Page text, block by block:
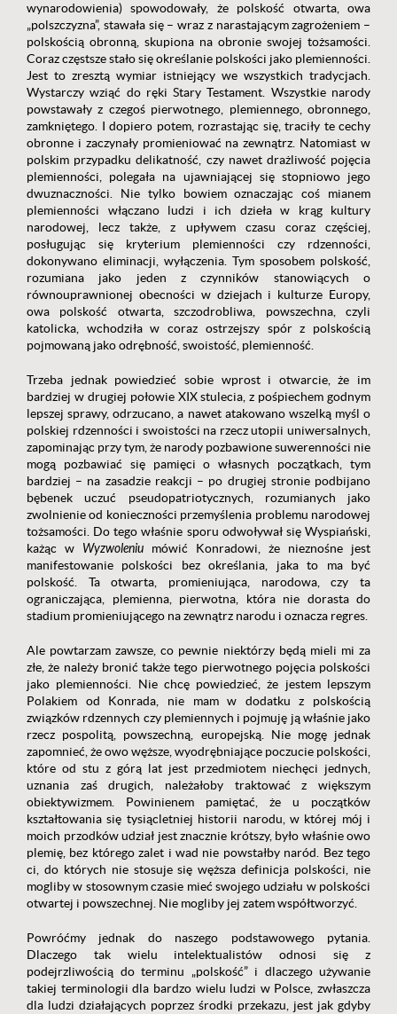
wynarodowienia) spowodowały, że polskość otwarta, owa
„polszczyzna”, stawała się – wraz z narastającym zagrożeniem –
polskością obronną, skupiona na obronie swojej tożsamości.
Coraz częstsze stało się określanie polskości jako plemienności.
Jest to zresztą wymiar istniejący we wszystkich tradycjach.
Wystarczy wziąć do ręki Stary Testament. Wszystkie narody
powstawały z czegoś pierwotnego, plemiennego, obronnego,
zamkniętego. I dopiero potem, rozrastając się, traciły te cechy
obronne i zaczynały promieniować na zewnątrz. Natomiast w
polskim przypadku delikatność, czy nawet drażliwość pojęcia
plemienności, polegała na ujawniającej się stopniowo jego
dwuznaczności. Nie tylko bowiem oznaczając coś mianem
plemienności włączano ludzi i ich dzieła w krąg kultury
narodowej, lecz także, z upływem czasu coraz częściej,
posługując się kryterium plemienności czy rdzenności,
dokonywano eliminacji, wyłączenia. Tym sposobem polskość,
rozumiana jako jeden z czynników stanowiących o
równouprawnionej obecności w dziejach i kulturze Europy,
owa polskość otwarta, szczodrobliwa, powszechna, czyli
katolicka, wchodziła w coraz ostrzejszy spór z polskością
pojmowaną jako odrębność, swoistość, plemienność.
Trzeba jednak powiedzieć sobie wprost i otwarcie, że im
bardziej w drugiej połowie XIX stulecia, z pośpiechem godnym
lepszej sprawy, odrzucano, a nawet atakowano wszelką myśl o
polskiej rdzenności i swoistości na rzecz utopii uniwersalnych,
zapominając przy tym, że narody pozbawione suwerenności nie
mogą pozbawiać się pamięci o własnych początkach, tym
bardziej – na zasadzie reakcji – po drugiej stronie podbijano
bębenek uczuć pseudopatriotycznych, rozumianych jako
zwolnienie od konieczności przemyślenia problemu narodowej
tożsamości. Do tego właśnie sporu odwoływał się Wyspiański,
każąc w Wyzwoleniu mówić Konradowi, że nieznośne jest
manifestowanie polskości bez określania, jaka to ma być
polskość. Ta otwarta, promieniująca, narodowa, czy ta
ograniczająca, plemienna, pierwotna, która nie dorasta do
stadium promieniującego na zewnątrz narodu i oznacza regres.
Ale powtarzam zawsze, co pewnie niektórzy będą mieli mi za
złe, że należy bronić także tego pierwotnego pojęcia polskości
jako plemienności. Nie chcę powiedzieć, że jestem lepszym
Polakiem od Konrada, nie mam w dodatku z polskością
związków rdzennych czy plemiennych i pojmuję ją właśnie jako
rzecz pospolitą, powszechną, europejską. Nie mogę jednak
zapomnieć, że owo węższe, wyodrębniające poczucie polskości,
które od stu z górą lat jest przedmiotem niechęci jednych,
uznania zaś drugich, należałoby traktować z większym
obiektywizmem. Powinienem pamiętać, że u początków
kształtowania się tysiącletniej historii narodu, w której mój i
moich przodków udział jest znacznie krótszy, było właśnie owo
plemię, bez którego zalet i wad nie powstałby naród. Bez tego
ci, do których nie stosuje się węższa definicja polskości, nie
mogliby w stosownym czasie mieć swojego udziału w polskości
otwartej i powszechnej. Nie mogliby jej zatem współtworzyć.
Powróćmy jednak do naszego podstawowego pytania.
Dlaczego tak wielu intelektualistów odnosi się z
podejrzliwością do terminu „polskość” i dlaczego używanie
takiej terminologii dla bardzo wielu ludzi w Polsce, zwłaszcza
dla ludzi działających poprzez środki przekazu, jest jak gdyby